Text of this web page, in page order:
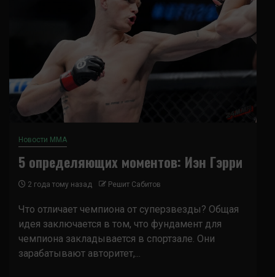
Новости ММА
5 определяющих моментов: Иэн Гэрри
2 года тому назад Решит Сабитов
Что отличает чемпиона от суперзвезды? Общая
идея заключается в том, что фундамент для
чемпиона закладывается в спортзале. Они
зарабатывают авторитет,...